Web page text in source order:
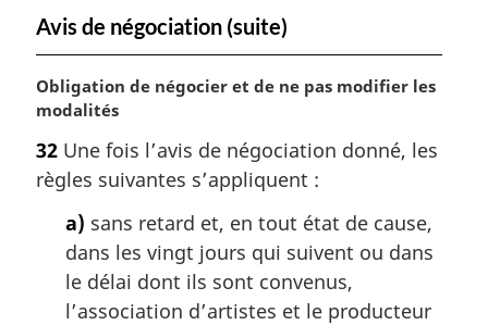
Avis de négociation (suite)
N
o
e
m
Obligation de négocier et de ne pas modifier les
modalités
32 Une fois l’avis de négociation donné, les
règles suivantes s’appliquent :
a) sans retard et, en tout état de cause,
dans les vingt jours qui suivent ou dans
le délai dont ils sont convenus,
l’association d’artistes et le producteur